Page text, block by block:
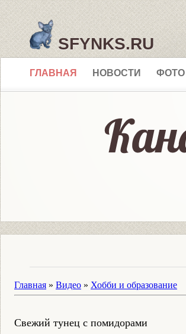
SFYNKS.RU
ГЛАВНАЯ НОВОСТИ ФОТО
Главная » Видео » Хобби и образование
Свежий тунец с помидорами